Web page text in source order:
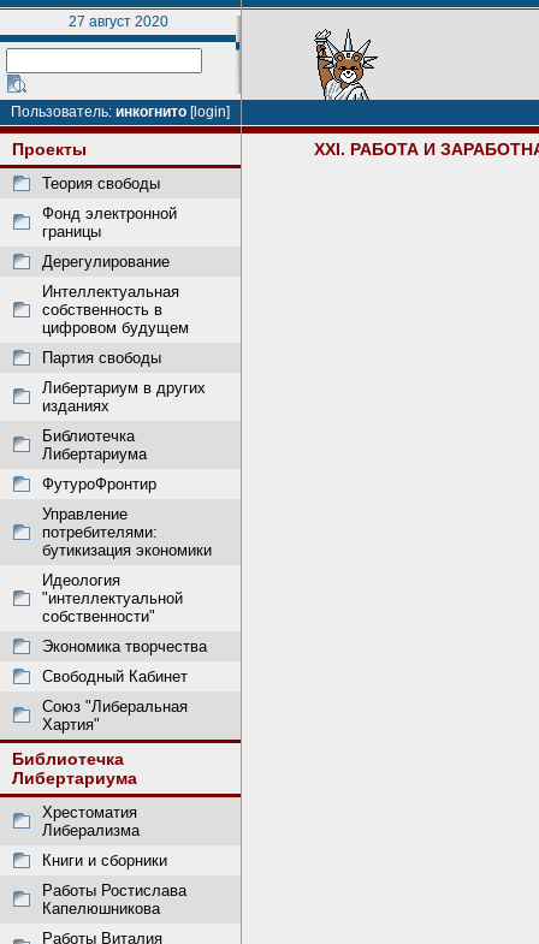
27 август 2020
Пользователь: инкогнито [login]
Проекты
Теория свободы
Фонд электронной
границы
Дерегулирование
Интеллектуальная
собственность в
цифровом будущем
Партия свободы
Либертариум в других
изданиях
Библиотечка
Либертариума
ФутуроФронтир
Управление
потребителями:
бутикизация экономики
Идеология
"интеллектуальной
собственности"
Экономика творчества
Свободный Кабинет
Союз "Либеральная
Хартия"
Библиотечка
Либертариума
Хрестоматия
Либерализма
Книги и сборники
Работы Ростислава
Капелюшникова
Работы Виталия
XXI. РАБОТА И